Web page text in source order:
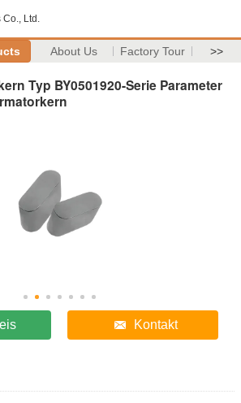
Co., Ltd.
About Us Factory Tour >>
Typ BY0501920-Serie Parameter
Kontakt